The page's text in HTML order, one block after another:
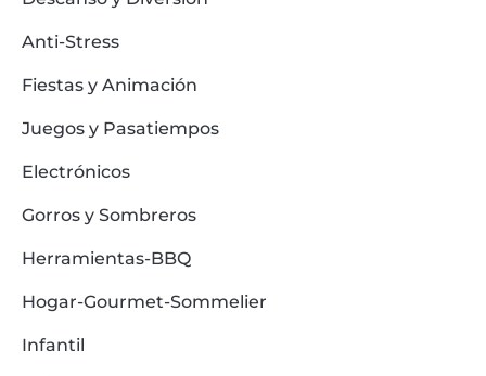
Anti-Stress
Fiestas y Animación
Juegos y Pasatiempos
Electrónicos
Gorros y Sombreros
Herramientas-BBQ
Hogar-Gourmet-Sommelier
Infantil